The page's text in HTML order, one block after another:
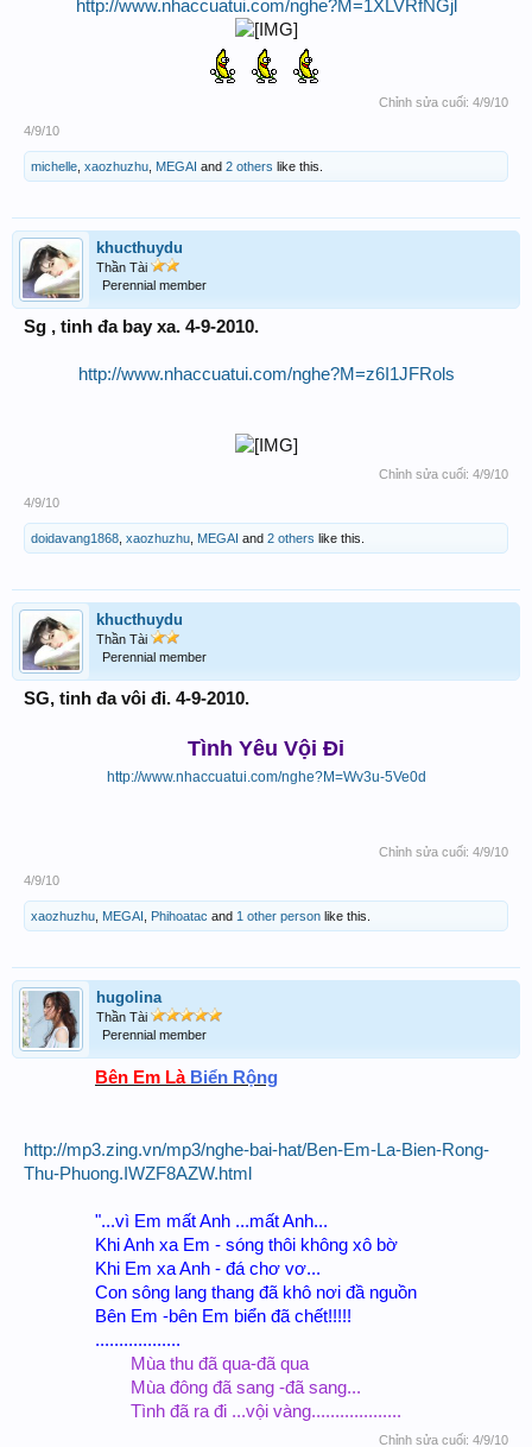
http://www.nhaccuatui.com/nghe?M=1XLVRfNGjl
Chỉnh sửa cuối: 4/9/10
4/9/10
michelle xaozhuzhu MEGAI and 2 others like this.
khucthuydu
Thần Tài
Perennial member
Sg , tinh đa bay xa. 4-9-2010.
http://www.nhaccuatui.com/nghe?M=z6I1JFRols
Chỉnh sửa cuối: 4/9/10
4/9/10
doidavang1868 xaozhuzhu MEGAI and 2 others like this.
khucthuydu
Thần Tài
Perennial member
SG, tinh đa vôi đi. 4-9-2010.
Tình Yêu Vội Đi
http://www.nhaccuatui.com/nghe?M=Wv3u-5Ve0d
Chỉnh sửa cuối: 4/9/10
4/9/10
xaozhuzhu MEGAI Phihoatac and 1 other person like this.
hugolina
Thần Tài
Perennial member
Bên Em Là Biển Rộng
http://mp3.zing.vn/mp3/nghe-bai-hat/Ben-Em-La-Bien-Rong-
Thu-Phuong.IWZF8AZW.html
"...vì Em mất Anh ...mất Anh...
Khi Anh xa Em - sóng thôi không xô bờ
Khi Em xa Anh - đá chơ vơ...
Con sông lang thang đã khô nơi đầ nguồn
Bên Em -bên Em biển đã chết!!!!!
..................​
Mùa thu đã qua-đã qua
Mùa đông đã sang -đã sang...
Tình đã ra đi ...vội vàng...................​
Chỉnh sửa cuối: 4/9/10